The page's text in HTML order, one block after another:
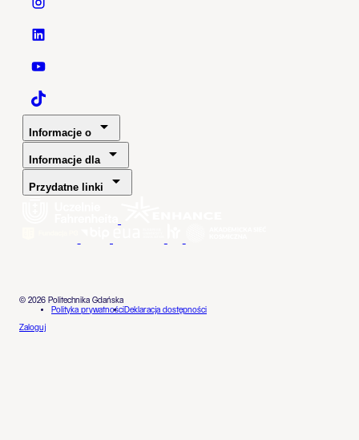
Politechnika Gdańska - Instagram
Politechnika Gdańska - LinkedIn
Politechnika Gdańska - YouTube
Politechnika Gdańska - TaikTok
Informacje o
Informacje dla
Przydatne linki
© 2026 Politechnika Gdańska
Polityka prywatnościDeklaracja dostępności
Zaloguj